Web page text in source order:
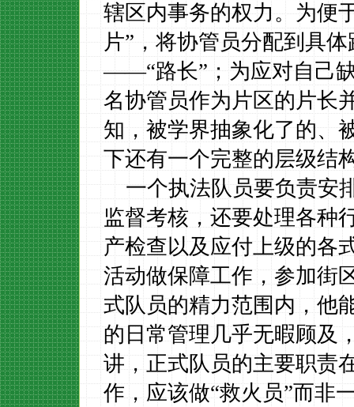
辖区内事务的权力。为便
片”，将协管员分配到具
——“路长”；为应对自己
名协管员作为片区的片长
知，被学界抽象化了的、
下还有一个完整的层级结
一个执法队员要负责安
监督考核，还要处理各种
产检查以及应付上级的各
活动做保障工作，参加街
式队员的精力范围内，他
的日常管理几乎无暇顾及
讲，正式队员的主要职责
作，应该做“救火员”而非